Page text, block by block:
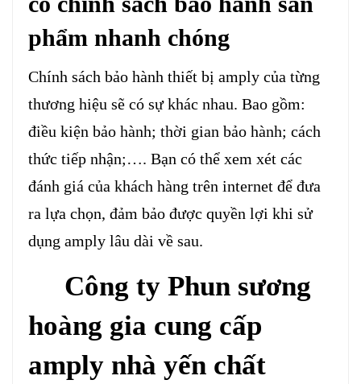
phẩm nhanh chóng
Chính sách bảo hành thiết bị amply của từng
thương hiệu sẽ có sự khác nhau. Bao gồm:
điều kiện bảo hành; thời gian bảo hành; cách
thức tiếp nhận;…. Bạn có thể xem xét các
đánh giá của khách hàng trên internet để đưa
ra lựa chọn, đảm bảo được quyền lợi khi sử
dụng amply lâu dài về sau.
Công ty Phun sương
hoàng gia cung cấp
amply nhà yến chất